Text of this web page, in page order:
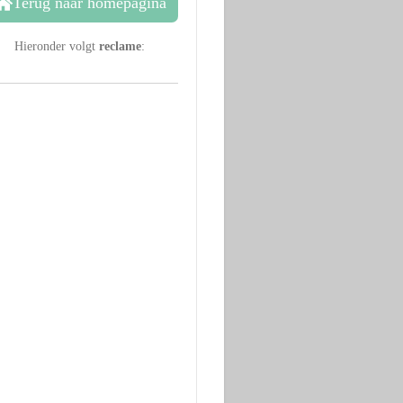
Hieronder volgt reclame: